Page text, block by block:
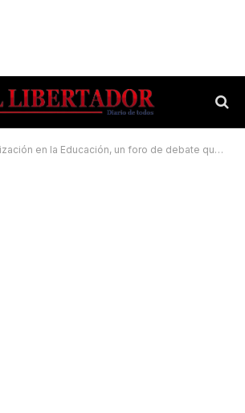
en la Educación, un foro de debate que se realizó en Goya